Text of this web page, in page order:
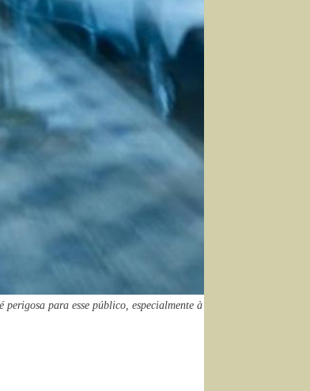
para esse público, especialmente à